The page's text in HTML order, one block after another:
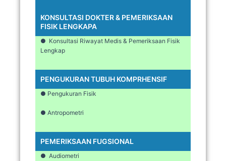
KONSULTASI DOKTER & PEMERIKSAAN
FISIK LENGKAPA
● Konsultasi Riwayat Medis & Pemeriksaan Fisik
Lengkap
PENGUKURAN TUBUH KOMPRHENSIF
● Pengukuran Fisik
● Antropometri
PEMERIKSAAN FUGSIONAL
● Audiometri